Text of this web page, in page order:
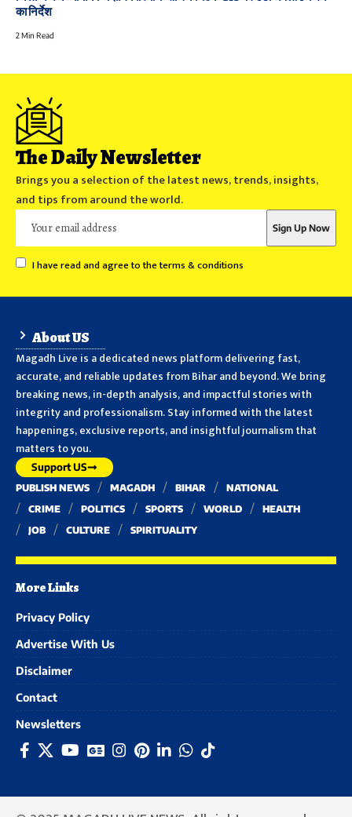
का निर्देश
2 Min Read
The Daily Newsletter
Brings you a selection of the latest news, trends, insights,
and tips from around the world.
I have read and agree to the terms & conditions
About US
Magadh Live is a dedicated news platform delivering fast,
accurate, and reliable updates from Bihar and beyond. We bring
breaking news, in-depth analysis, and impactful stories with
integrity and professionalism. Stay informed with the latest
happenings, exclusive reports, and insightful journalism that
matters to you.
Support US
PUBLISH NEWS MAGADH BIHAR
NATIONAL
CRIME
POLITICS SPORTS WORLD
HEALTH
JOB
CULTURE SPIRITUALITY
More Links
Privacy Policy
Advertise With Us
Disclaimer
Contact
Newsletters